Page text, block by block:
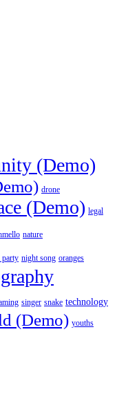
(Demo)
drone
(Demo) legal
nature
party night song oranges
singer snake technology
(Demo) youths